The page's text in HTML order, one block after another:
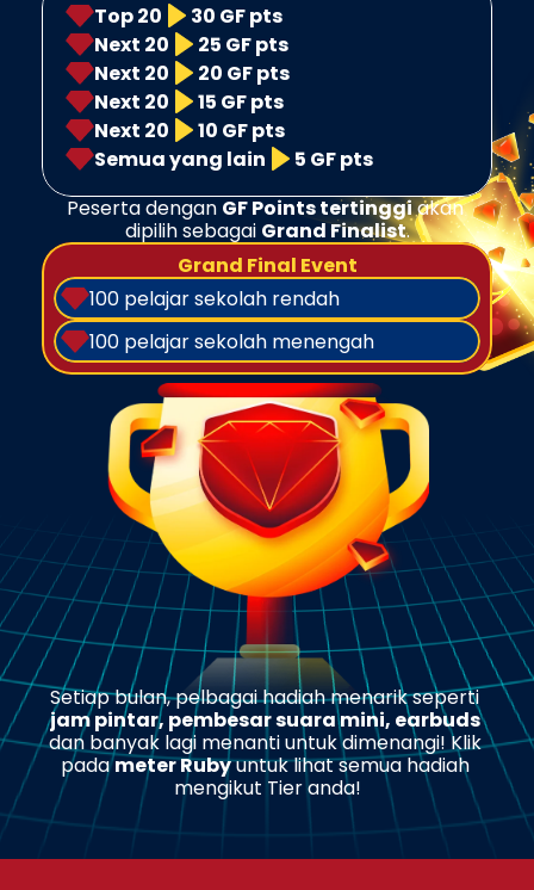
Top 20
30 GF pts
Next 20
25 GF pts
Next 20
20 GF pts
Next 20
15 GF pts
Next 20
10 GF pts
Semua yang lain
5 GF pts
Peserta dengan GF Points tertinggi akan
dipilih sebagai Grand Finalist.
Grand Final Event
100 pelajar sekolah rendah
100 pelajar sekolah menengah
Setiap bulan, pelbagai hadiah menarik seperti
jam pintar, pembesar suara mini, earbuds
dan banyak lagi menanti untuk dimenangi! Klik
pada meter Ruby untuk lihat semua hadiah
mengikut Tier anda!